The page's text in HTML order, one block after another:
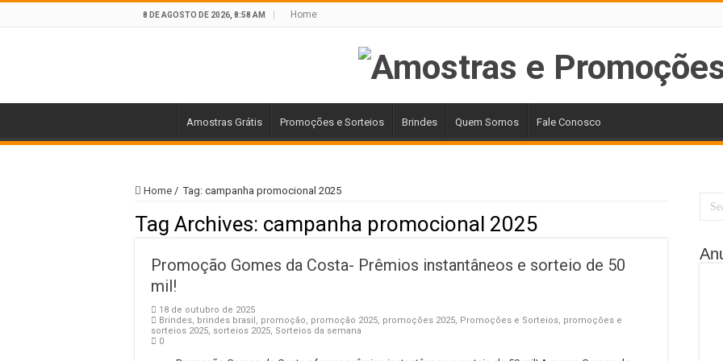
8 DE AGOSTO DE 2026, 8:58 AM Home
Amostras Grátis Promoções e Sorteios Brindes Quem Somos Fale Conosco
Home / Tag: campanha promocional 2025
Tag Archives: campanha promocional 2025
Promoção Gomes da Costa- Prêmios instantâneos e sorteio de 50
mil!
18 de outubro de 2025
Brindes, brindes brasil, promoção, promoção 2025, promoções 2025, Promoções e Sorteios, promoções e
sorteios 2025, sorteios 2025, Sorteios da semana
0